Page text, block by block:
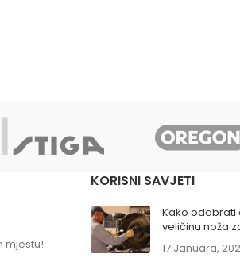
mjestu!
KORISNI SAVJETI
Kako
veličinu noža
17 Januara,